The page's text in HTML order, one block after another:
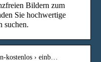
Bildern zum
Sie hochwertige
suchen.
kostenlos › einb…